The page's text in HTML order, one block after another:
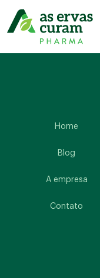
Home
Blog
A empresa
Contato